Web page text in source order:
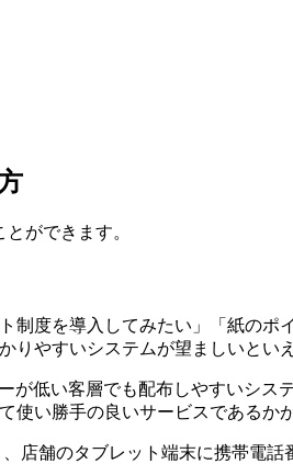
ができます。
制度を導入してみたい」「紙の
りやすいシステムが望ましいといえ
低い客層でも配布しやすいシ
い勝手の良いサービスであるか
店舗のタブレット端末に携帯